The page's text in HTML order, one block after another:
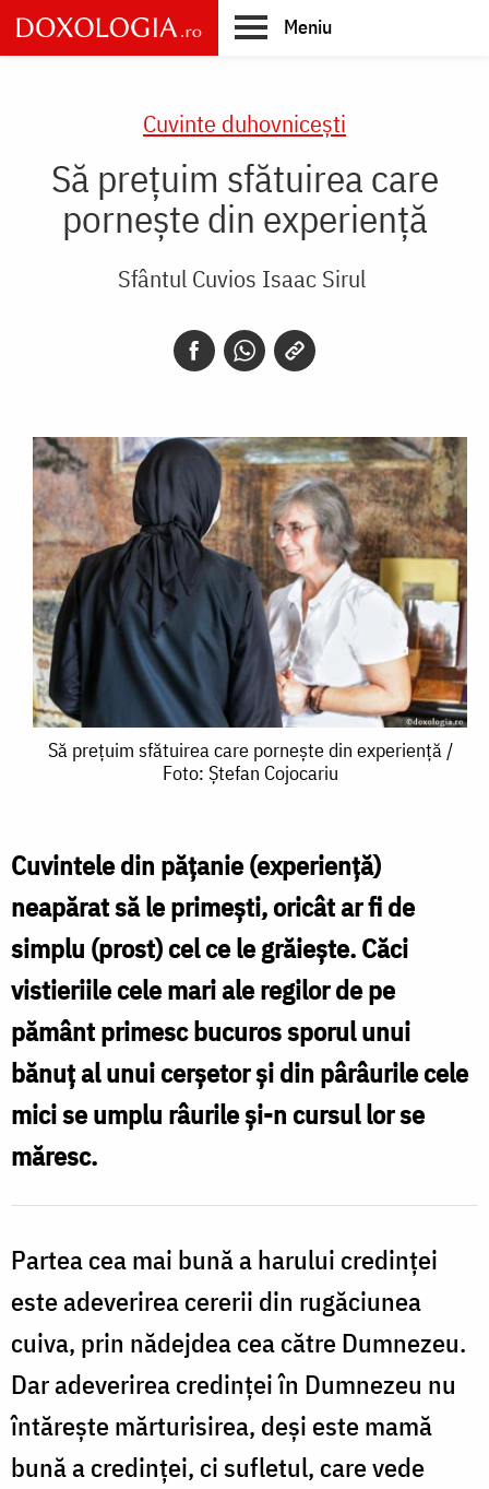
Skip
to
main
Meniu
Cuvinte duhovnicești
Să prețuim sfătuirea care
pornește din experiență
Sfântul Cuvios Isaac Sirul
Să
care
pornește
din
experiență
/
Ștefan
Cojocariu
Să prețuim sfătuirea care pornește din experiență /
Foto: Ștefan Cojocariu
Cuvintele din pățanie (experiență)
neapărat să le primești, oricât ar fi de
simplu (prost) cel ce le grăiește. Căci
vistieriile cele mari ale regilor de pe
pământ primesc bucuros sporul unui
bănuț al unui cerșetor și din pârâurile cele
mici se umplu râurile și-n cursul lor se
măresc.
Partea cea mai bună a harului credinţei
este adeverirea cererii din rugăciunea
cuiva, prin nădejdea cea către Dumnezeu.
Dar adeverirea credinţei în Dumnezeu nu
întăreşte mărturisirea, deşi este mamă
bună a credinţei, ci sufletul, care vede